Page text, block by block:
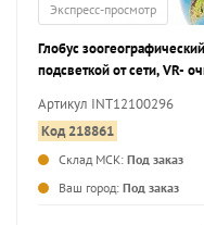
Экспресс-просмотр
Глобус
подсветкой от сети, VR-
Артикул INT12100296
Код 218861
Склад МСК: Под заказ
Ваш город: Под заказ